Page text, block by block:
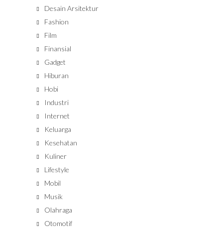
Desain Arsitektur
Fashion
Film
Finansial
Gadget
Hiburan
Hobi
Industri
Internet
Keluarga
Kesehatan
Kuliner
Lifestyle
Mobil
Musik
Olahraga
Otomotif